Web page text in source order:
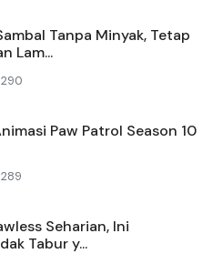
Tanpa Minyak, Tetap
Lam...
290
Paw Patrol Season 10
289
Seharian, Ini
Tabur y...